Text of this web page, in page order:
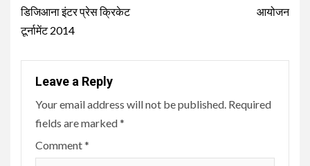
डिजिआना इंटर प्रेस क्रिकेट
टूर्नामेंट 2014
आयोजन
Leave a Reply
Your email address will not be published. Required
fields are marked*
Comment*